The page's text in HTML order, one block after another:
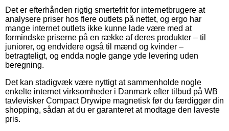
Det er efterhånden rigtig smertefrit for internetbrugere at
analysere priser hos flere outlets på nettet, og ergo har
mange internet outlets ikke kunne lade være med at
formindske priserne på en række af deres produkter – til
juniorer, og endvidere også til mænd og kvinder –
betragteligt, og endda nogle gange yde levering uden
beregning.
Det kan stadigvæk være nyttigt at sammenholde nogle
enkelte internet virksomheder i Danmark efter tilbud på WB
tavlevisker Compact Drywipe magnetisk før du færdiggør din
shopping, sådan at du er garanteret at modtage den laveste
pris.